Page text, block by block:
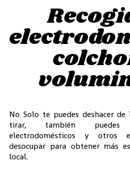
No Solo te puedes deshacer
tirar, también puedes
electrodomésticos y otros
desocupar para obtener más
local.